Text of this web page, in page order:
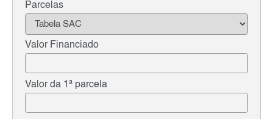
Parcelas
Valor Financiado
Valor da 1ª parcela